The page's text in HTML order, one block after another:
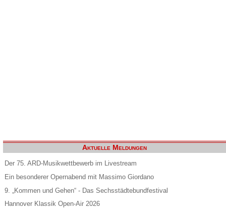
Aktuelle Meldungen
Der 75. ARD-Musikwettbewerb im Livestream
Ein besonderer Opernabend mit Massimo Giordano
9. „Kommen und Gehen“ - Das Sechsstädtebundfestival
Hannover Klassik Open-Air 2026